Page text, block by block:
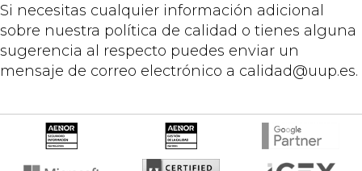
Si necesitas cualquier información adicional
sobre nuestra política de calidad o tienes alguna
sugerencia al respecto puedes enviar un
mensaje de correo electrónico a calidad@uup.es.